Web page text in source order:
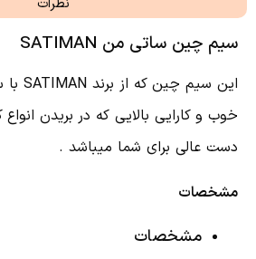
نظرات
سیم چین ساتی من SATIMAN
خوب و کارایی بالایی که در بریدن
دست عالی برای شما میباشد .
مشخصات
مشخصات